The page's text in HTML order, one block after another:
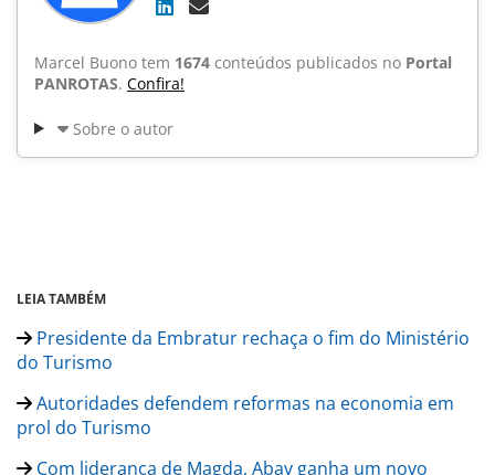
Marcel Buono tem 1674 conteúdos publicados no Portal
PANROTAS. Confira!
Sobre o autor
LEIA TAMBÉM
Presidente da Embratur rechaça o fim do Ministério
do Turismo
Autoridades defendem reformas na economia em
prol do Turismo
Com liderança de Magda, Abav ganha um novo